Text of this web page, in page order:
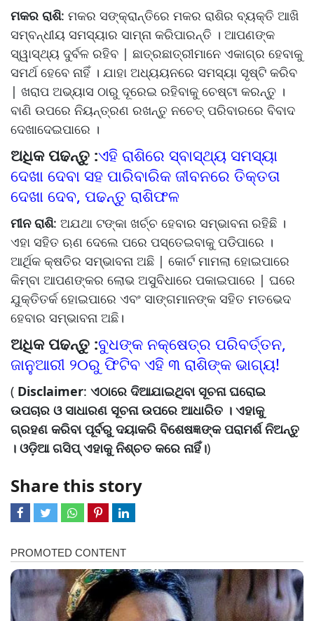
ମକର ରାଶି: ମକର ସଙ୍କ୍ରାନ୍ତିରେ ମକର ରାଶିର ବ୍ୟକ୍ତି ଆଖି
ସମ୍ବନ୍ଧୀୟ ସମସ୍ୟାର ସାମ୍ନା କରିପାରନ୍ତି । ଆପଣଙ୍କ
ସ୍ୱାସ୍ଥ୍ୟ ଦୁର୍ବଳ ରହିବ | ଛାତ୍ରଛାତ୍ରୀମାନେ ଏକାଗ୍ର ହେବାକୁ
ସମର୍ଥ ହେବେ ନାହିଁ । ଯାହା ଅଧ୍ୟୟନରେ ସମସ୍ୟା ସୃଷ୍ଟି କରିବ
| ଖରାପ ଅଭ୍ୟାସ ଠାରୁ ଦୂରେଇ ରହିବାକୁ ଚେଷ୍ଟା କରନ୍ତୁ ।
ବାଣି ଉପରେ ନିୟନ୍ତ୍ରଣ ରଖନ୍ତୁ ନଚେତ୍ ପରିବାରରେ ବିବାଦ
ଦେଖାଦେଇପାରେ ।
ଅଧିକ ପଢନ୍ତୁ :ଏହି ରାଶିରେ ସ୍ବାସ୍ଥ୍ୟ ସମସ୍ୟା
ଦେଖା ଦେବା ସହ ପାରିବାରିକ ଜୀବନରେ ତିକ୍ତତା
ଦେଖା ଦେବ, ପଢନ୍ତୁ ରାଶିଫଳ
ମୀନ ରାଶି: ଅଯଥା ଟଙ୍କା ଖର୍ଚ୍ଚ ହେବାର ସମ୍ଭାବନା ରହିଛି ।
ଏହା ସହିତ ଋଣ ଦେଲେ ପରେ ପସ୍ତେଇବାକୁ ପଡିପାରେ ।
ଆର୍ଥିକ କ୍ଷତିର ସମ୍ଭାବନା ଅଛି | କୋର୍ଟ ମାମଲା ହୋଇପାରେ
କିମ୍ବା ଆପଣଙ୍କର ଲୋଭ ଅସୁବିଧାରେ ପକାଇପାରେ | ଘରେ
ଯୁକ୍ତିତର୍କ ହୋଇପାରେ ଏବଂ ସାଙ୍ଗମାନଙ୍କ ସହିତ ମତଭେଦ
ହେବାର ସମ୍ଭାବନା ଅଛି।
ଅଧିକ ପଢନ୍ତୁ :ବୁଧଙ୍କ ନକ୍ଷେତ୍ର ପରିବର୍ତ୍ତନ,
ଜାନୁଆରୀ ୨୦ରୁ ଫିଟିବ ଏହି ୩ ରାଶିଙ୍କ ଭାଗ୍ୟ!
( Disclaimer: ଏଠାରେ ଦିଆଯାଇଥିବା ସୂଚନା ଘରୋଇ
ଉପଚାର ଓ ସାଧାରଣ ସୂଚନା ଉପରେ ଆଧାରିତ । ଏହାକୁ
ଗ୍ରହଣ କରିବା ପୂର୍ବରୁ ଦୟାକରି ବିଶେଷଜ୍ଞଙ୍କ ପରାମର୍ଶ ନିଅନ୍ତୁ
। ଓଡ଼ିଆ ଗସିପ୍ ଏହାକୁ ନିଶ୍ଚତ କରେ ନାହିଁ।)
Share this story